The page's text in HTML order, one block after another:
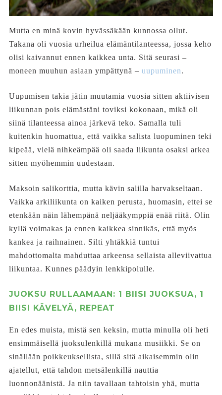
Mutta en minä kovin hyvässäkään kunnossa ollut.
Takana oli vuosia urheilua elämäntilanteessa, jossa keho
olisi kaivannut ennen kaikkea unta. Sitä seurasi –
moneen muuhun asiaan ympättynä – uupuminen.
Uupumisen takia jätin muutamia vuosia sitten aktiivisen
liikunnan pois elämästäni toviksi kokonaan, mikä oli
siinä tilanteessa ainoa järkevä teko. Samalla tuli
kuitenkin huomattua, että vaikka salista luopuminen teki
kipeää, vielä nihkeämpää oli saada liikunta osaksi arkea
sitten myöhemmin uudestaan.
Maksoin salikorttia, mutta kävin salilla harvakseltaan.
Vaikka arkiliikunta on kaiken perusta, huomasin, ettei se
etenkään näin lähempänä neljääkymppiä enää riitä. Olin
kyllä voimakas ja ennen kaikkea sinnikäs, että myös
kankea ja raihnainen. Silti yhtäkkiä tuntui
mahdottomalta mahduttaa arkeensa sellaista alleviivattua
liikuntaa. Kunnes päädyin lenkkipolulle.
JUOKSU RULLAAMAAN: 1 BIISI JUOKSUA, 1
BIISI KÄVELYÄ, REPEAT
En edes muista, mistä sen keksin, mutta minulla oli heti
ensimmäisellä juoksulenkillä mukana musiikki. Se on
sinällään poikkeuksellista, sillä sitä aikaisemmin olin
ajatellut, että tahdon metsälenkillä nauttia
luonnonäänistä. Ja niin tavallaan tahtoisin yhä, mutta